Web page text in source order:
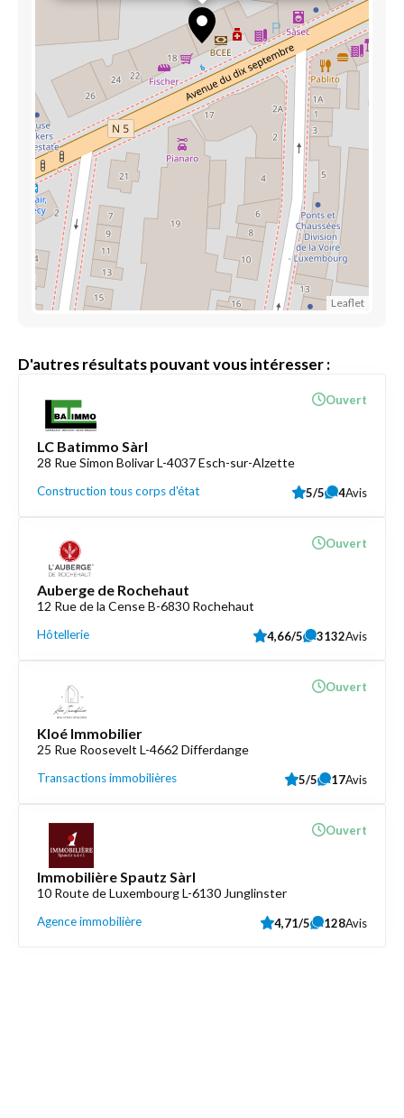
Leaflet
D'autres résultats pouvant vous intéresser :
LC Batimmo Sàrl
28 Rue Simon Bolivar L-4037 Esch-sur-Alzette
Construction tous corps d'état
Ouvert
5/5 4Avis
Auberge de Rochehaut
12 Rue de la Cense B-6830 Rochehaut
Hôtellerie
Ouvert
4,66/5 3132Avis
Kloé Immobilier
25 Rue Roosevelt L-4662 Differdange
Transactions immobilières
Ouvert
5/5 17Avis
Immobilière Spautz Sàrl
10 Route de Luxembourg L-6130 Junglinster
Agence immobilière
Ouvert
4,71/5 128Avis